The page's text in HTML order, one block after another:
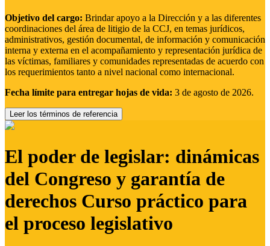
Objetivo del cargo: Brindar apoyo a la Dirección y a las diferentes
coordinaciones del área de litigio de la CCJ, en temas jurídicos,
administrativos, gestión documental, de información y comunicación
interna y externa en el acompañamiento y representación jurídica de
las víctimas, familiares y comunidades representadas de acuerdo con
los requerimientos tanto a nivel nacional como internacional.
Fecha límite para entregar hojas de vida: 3 de agosto de 2026.
Leer los términos de referencia
El poder de legislar: dinámicas
del Congreso y garantía de
derechos Curso práctico para
el proceso legislativo